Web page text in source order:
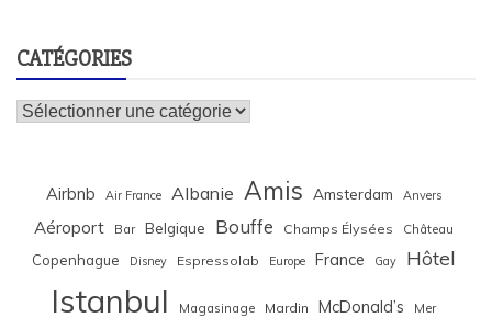
CATÉGORIES
Catégories
Airbnb Air France Albanie Amis Amsterdam Anvers
Aéroport Bar Belgique Bouffe Champs Élysées Château
Copenhague Disney Espressolab Europe France Gay Hôtel
Istanbul Magasinage Mardin McDonald’s Mer